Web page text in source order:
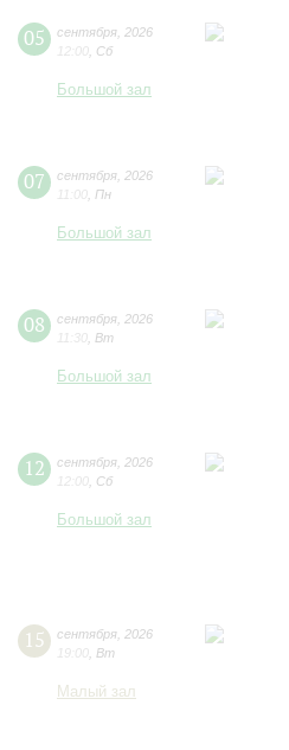
05 сентября 2026
12:00 Сб
Большой зал
07 сентября 2026
11:00 Пн
Большой зал
08 сентября 2026
11:30 Вт
Большой зал
12 сентября 2026
12:00 Сб
Большой зал
15 сентября 2026
19:00 Вт
Малый зал